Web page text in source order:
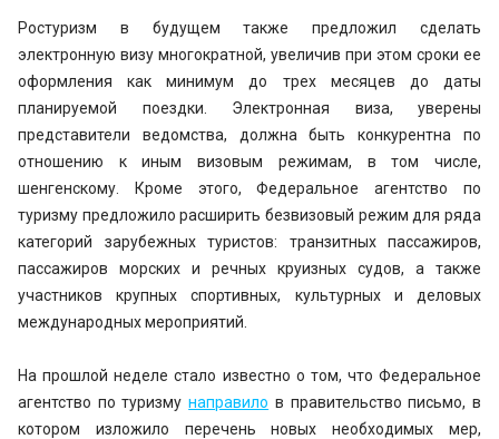
Ростуризм в будущем также предложил сделать
электронную визу многократной, увеличив при этом сроки ее
оформления как минимум до трех месяцев до даты
планируемой поездки. Электронная виза, уверены
представители ведомства, должна быть конкурентна по
отношению к иным визовым режимам, в том числе,
шенгенскому. Кроме этого, Федеральное агентство по
туризму предложило расширить безвизовый режим для ряда
категорий зарубежных туристов: транзитных пассажиров,
пассажиров морских и речных круизных судов, а также
участников крупных спортивных, культурных и деловых
международных мероприятий.
На прошлой неделе стало известно о том, что Федеральное
агентство по туризмунаправило в правительство письмо, в
котором изложило перечень новых необходимых мер,